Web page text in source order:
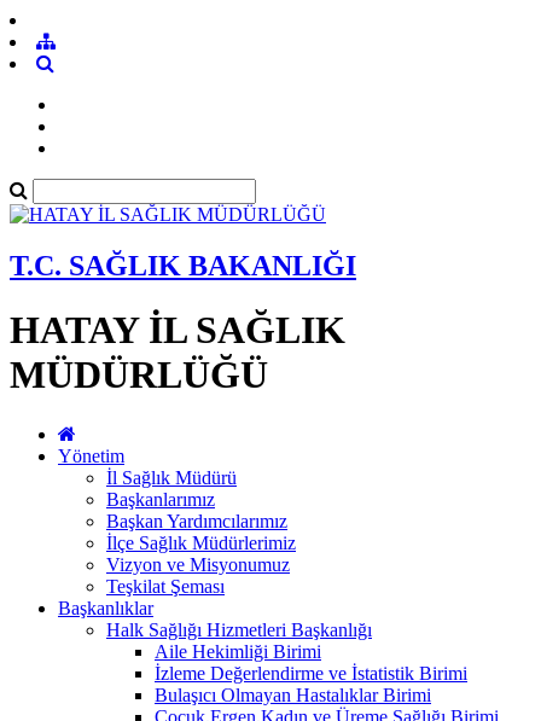
T.C. SAĞLIK BAKANLIĞI
HATAY İL SAĞLIK
MÜDÜRLÜĞÜ
Yönetim
İl Sağlık Müdürü
Başkanlarımız
Başkan Yardımcılarımız
İlçe Sağlık Müdürlerimiz
Vizyon ve Misyonumuz
Teşkilat Şeması
Başkanlıklar
Halk Sağlığı Hizmetleri Başkanlığı
Aile Hekimliği Birimi
İzleme Değerlendirme ve İstatistik Birimi
Bulaşıcı Olmayan Hastalıklar Birimi
Çocuk,Ergen,Kadın ve Üreme Sağlığı Birimi